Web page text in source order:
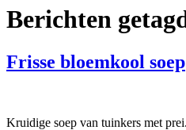
Berichten
Frisse bloemkool soep
Kruidige soep van tuinkers met prei.